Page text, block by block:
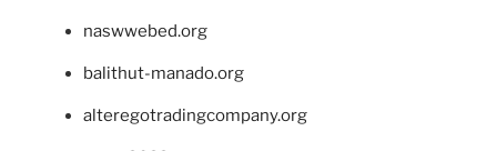
naswwebed.org
balithut-manado.org
alteregotradingcompany.org